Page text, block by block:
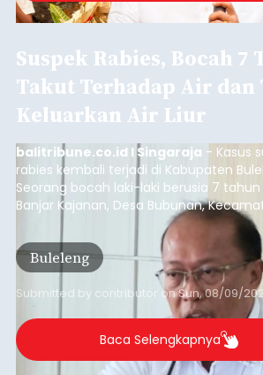
Suspek Rabies, Bocah 7
Takut Terhadap Air dan
Keluarkan Air Liur
balitribune.co.id I Singaraja - Kasus
rabies kembali terjadi di Kabupaten
Seorang bocah laki-laki berusia 7 tahun
Banjar Kajanan, Desa Bubunan,
Seririt, dilaporkan mengalami gejala
setelah sebelumnya digigit anjing pada
2026.
Buleleng
Submitted by contributor onSun, 08/09/
Baca Selengkapnya